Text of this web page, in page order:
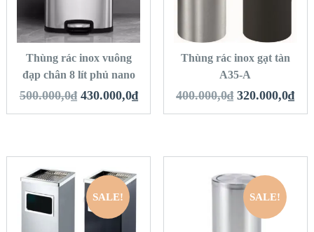
THÊM VÀO GIỎ
HÀNG
Thùng rác inox vuông
đạp chân 8 lít phủ nano
500.000,0₫ 430.000,0₫
Thùng rác inox gạt tàn
A35-A
400.000,0₫ 320.000,0₫
SALE!
QUICK LOOK
SALE!
QUICK LOOK